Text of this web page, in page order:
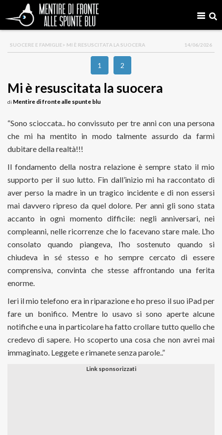
SUOCERE E FAMIGLIE> MI È RESUSCITATA LA SUOCERA 14/06/2026
1 2
Mi è resuscitata la suocera
di Mentire di fronte alle spunte blu
“Sono scioccata.. ho convissuto per tre anni con una persona
che mi ha mentito in modo talmente assurdo da farmi
dubitare della realtà!!!
Il fondamento della nostra relazione è sempre stato il mio
supporto per il suo lutto. Fin dall’inizio mi ha raccontato di
aver perso la madre in un tragico incidente e di non essersi
mai davvero ripreso da quel dolore. Per anni gli sono stata
accanto in ogni momento difficile: negli anniversari, nei
compleanni, nelle ricorrenze che lo facevano stare male. L’ho
consolato quando piangeva, l’ho sostenuto quando si
chiudeva in sé stesso e ho sempre cercato di essere
comprensiva, convinta che stesse affrontando una ferita
enorme.
Ieri il mio telefono era in riparazione e ho preso il suo iPad per
fare un bonifico. Mentre lo usavo si sono aperte alcune
notifiche e una in particolare ha fatto crollare tutto quello che
credevo di sapere. Ho scoperto una cosa che non avrei mai
immaginato. Leggete e rimanete senza parole..”